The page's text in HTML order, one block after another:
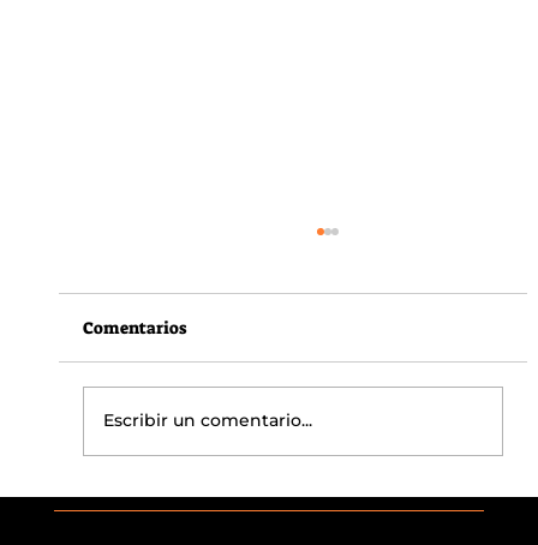
Quemado dinero (Cómo minimizar
Comentarios
Escribir un comentario...